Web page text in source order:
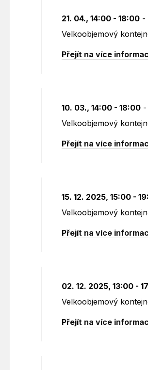
21. 04., 14:00 - 18:00 -
Velkoobjemový
Přejít na více
10. 03., 14:00 - 18:00 -
Velkoobjemový
Přejít na více
15. 12. 2025, 15:00 -
Velkoobjemový
Přejít na více
02. 12. 2025, 13:00 -
Velkoobjemový
Přejít na více